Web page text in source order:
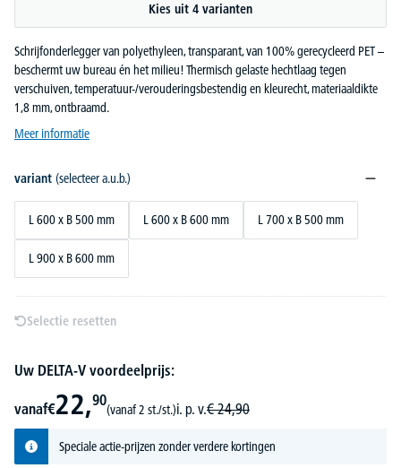
Kies uit 4 varianten
Schrijfonderlegger van polyethyleen, transparant, van 100% gerecycleerd PET –
beschermt uw bureau én het milieu! Thermisch gelaste hechtlaag tegen
verschuiven, temperatuur-/verouderingsbestendig en kleurecht, materiaaldikte
1,8 mm, ontbraamd.
Meer informatie
variant (selecteer a.u.b.)
L 600 x B 500 mm L 600 x B 600 mm L 700 x B 500 mm
L 900 x B 600 mm
Selectie resetten
Uw DELTA-V voordeelprijs:
vanaf€22,90
(vanaf 2 st./st.)i. p. v.€ 24,90
Speciale actie-prijzen zonder verdere kortingen